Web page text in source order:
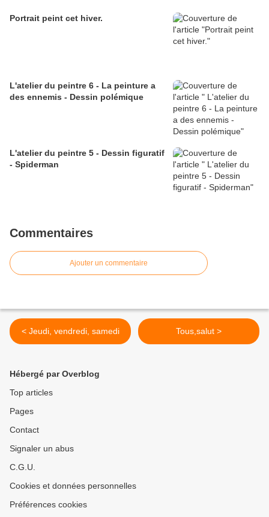
Portrait peint cet hiver.
L'atelier du peintre 6 - La peinture a
des ennemis - Dessin polémique
L'atelier du peintre 5 - Dessin figuratif
- Spiderman
Commentaires
Ajouter un commentaire
< Jeudi, vendredi, samedi Tous,salut >
Hébergé par Overblog
Top articles
Pages
Contact
Signaler un abus
C.G.U.
Cookies et données personnelles
Préférences cookies